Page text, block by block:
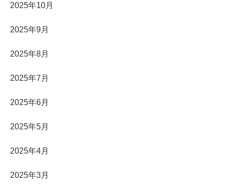
2025年10月
2025年9月
2025年8月
2025年7月
2025年6月
2025年5月
2025年4月
2025年3月